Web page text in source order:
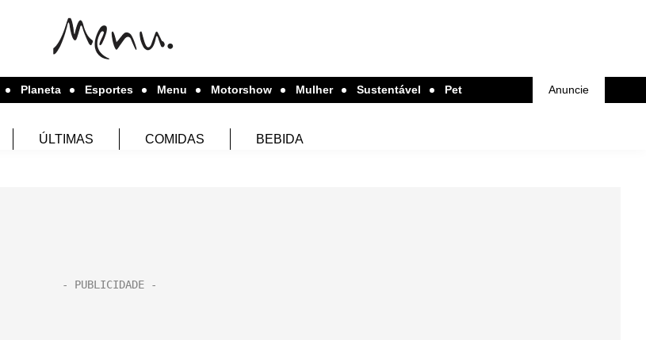
Planeta Esportes Menu Motorshow Mulher Sustentável Pet Anuncie
ÚLTIMAS COMIDAS BEBIDA